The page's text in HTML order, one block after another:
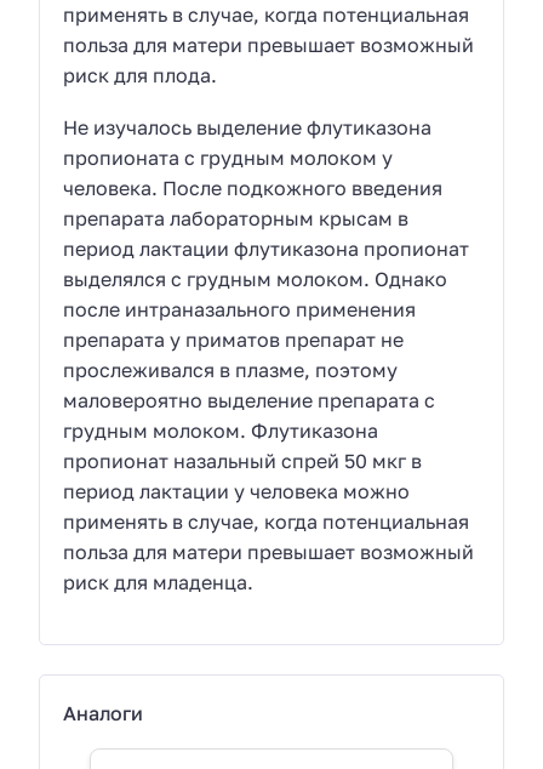
применять в случае, когда потенциальная
польза для матери превышает возможный
риск для плода.
Не изучалось выделение флутиказона
пропионата с грудным молоком у
человека. После подкожного введения
препарата лабораторным крысам в
период лактации флутиказона пропионат
выделялся с грудным молоком. Однако
после интраназального применения
препарата у приматов препарат не
прослеживался в плазме, поэтому
маловероятно выделение препарата с
грудным молоком. Флутиказона
пропионат назальный спрей 50 мкг в
период лактации у человека можно
применять в случае, когда потенциальная
польза для матери превышает возможный
риск для младенца.
Аналоги